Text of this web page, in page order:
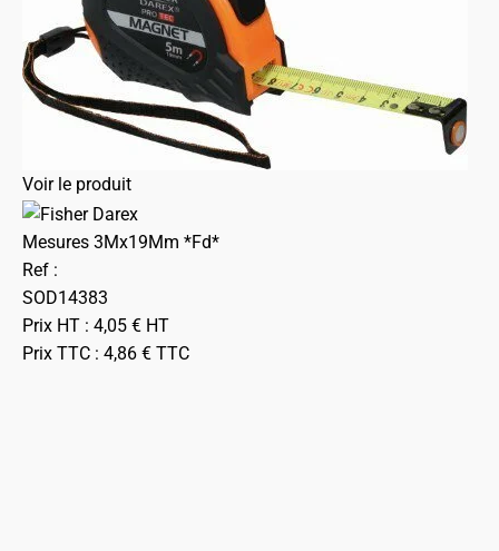
Voir le produit
Mesures 3Mx19Mm *Fd*
Ref :
SOD14383
Prix HT : 4,05 € HT
Prix TTC : 4,86 € TTC